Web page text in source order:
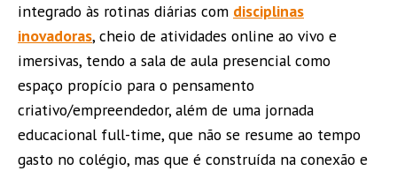
integrado às rotinas diárias com disciplinas
inovadoras, cheio de atividades online ao vivo e
imersivas, tendo a sala de aula presencial como
espaço propício para o pensamento
criativo/empreendedor, além de uma jornada
educacional full-time, que não se resume ao tempo
gasto no colégio, mas que é construída na conexão e